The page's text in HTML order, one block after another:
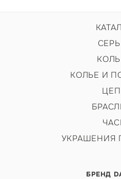
КОЛЬЕ И
УКРАШЕНИЯ
БРЕНД